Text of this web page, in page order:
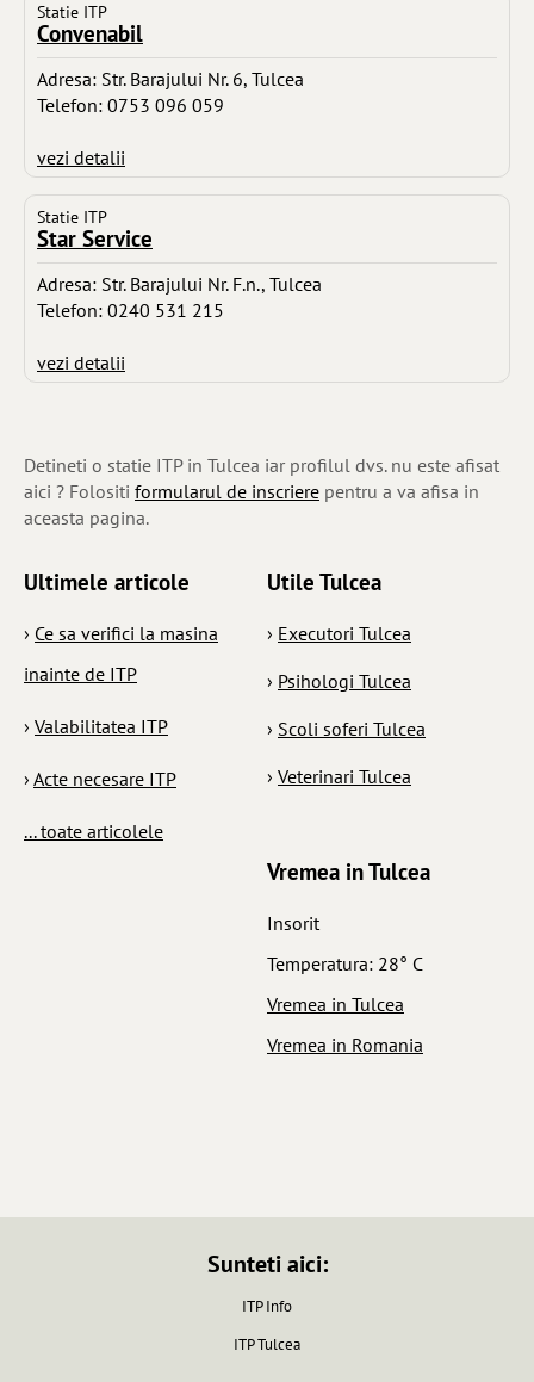
Statie ITP
Convenabil
Adresa: Str. Barajului Nr. 6, Tulcea
Telefon: 0753 096 059
vezi detalii
Statie ITP
Star Service
Adresa: Str. Barajului Nr. F.n., Tulcea
Telefon: 0240 531 215
vezi detalii
Detineti o statie ITP in Tulcea iar profilul dvs. nu este afisat
aici ? Folositi formularul de inscriere pentru a va afisa in
aceasta pagina.
Ultimele articole
› Ce sa verifici la masina
inainte de ITP
› Valabilitatea ITP
› Acte necesare ITP
... toate articolele
Utile Tulcea
› Executori Tulcea
› Psihologi Tulcea
› Scoli soferi Tulcea
› Veterinari Tulcea
Vremea in Tulcea
Insorit
Temperatura: 28° C
Vremea in Tulcea
Vremea in Romania
Sunteti aici:
ITP Info
ITP Tulcea